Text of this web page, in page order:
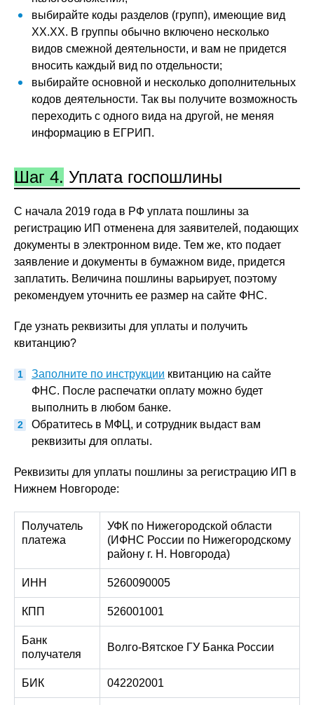
выбирайте коды разделов (групп), имеющие вид
ХХ.ХХ. В группы обычно включено несколько
видов смежной деятельности, и вам не придется
вносить каждый вид по отдельности;
выбирайте основной и несколько дополнительных
кодов деятельности. Так вы получите возможность
переходить с одного вида на другой, не меняя
информацию в ЕГРИП.
Шаг 4. Уплата госпошлины
С начала 2019 года в РФ уплата пошлины за
регистрацию ИП отменена для заявителей, подающих
документы в электронном виде. Тем же, кто подает
заявление и документы в бумажном виде, придется
заплатить. Величина пошлины варьирует, поэтому
рекомендуем уточнить ее размер на сайте ФНС.
Где узнать реквизиты для уплаты и получить
квитанцию?
Заполните по инструкции квитанцию на сайте
ФНС. После распечатки оплату можно будет
выполнить в любом банке.
Обратитесь в МФЦ, и сотрудник выдаст вам
реквизиты для оплаты.
Реквизиты для уплаты пошлины за регистрацию ИП в
Нижнем Новгороде:
Получатель
платежа
УФК по Нижегородской области
(ИФНС России по Нижегородскому
району г. Н. Новгорода)
ИНН 5260090005
КПП 526001001
Банк
получателя
Волго-Вятское ГУ Банка России
БИК 042202001